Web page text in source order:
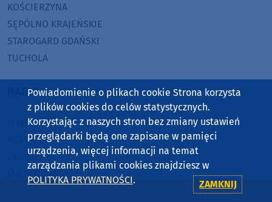
KOŚCIERZYNA
SĘPÓLNO KRAJEŃSKIE
STAROGARD GDAŃSKI
TUCHOLA
RADIO
O WEEKEND FM
REKLAMA
ZASIĘG
JAK SŁUCHAĆ?
Powiadomienie o plikach cookie Strona korzysta
z plików cookies do celów statystycznych.
Korzystając z naszych stron bez zmiany ustawień
przeglądarki będą one zapisane w pamięci
urządzenia, więcej informacji na temat
zarządzania plikami cookies znajdziesz w
POLITYKA PRYWATNOŚCI. ZAMKNIJ